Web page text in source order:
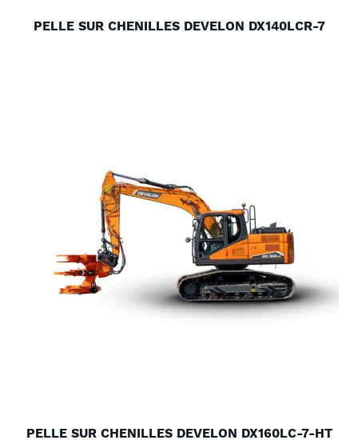
PELLE SUR CHENILLES DEVELON DX140LCR-7
PELLE SUR CHENILLES DEVELON DX160LC-7-HT